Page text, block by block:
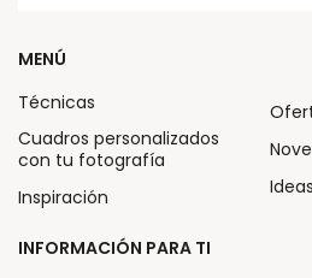
MENÚ
Técnicas
Cuadros personalizados
con tu fotografía
Inspiración
INFORMACIÓN PARA TI